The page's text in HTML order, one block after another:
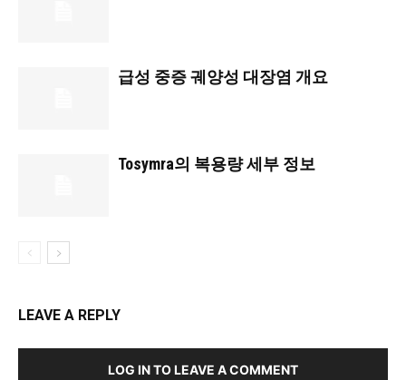
급성 중증 궤양성 대장염 개요
Tosymra의 복용량 세부 정보
LEAVE A REPLY
LOG IN TO LEAVE A COMMENT